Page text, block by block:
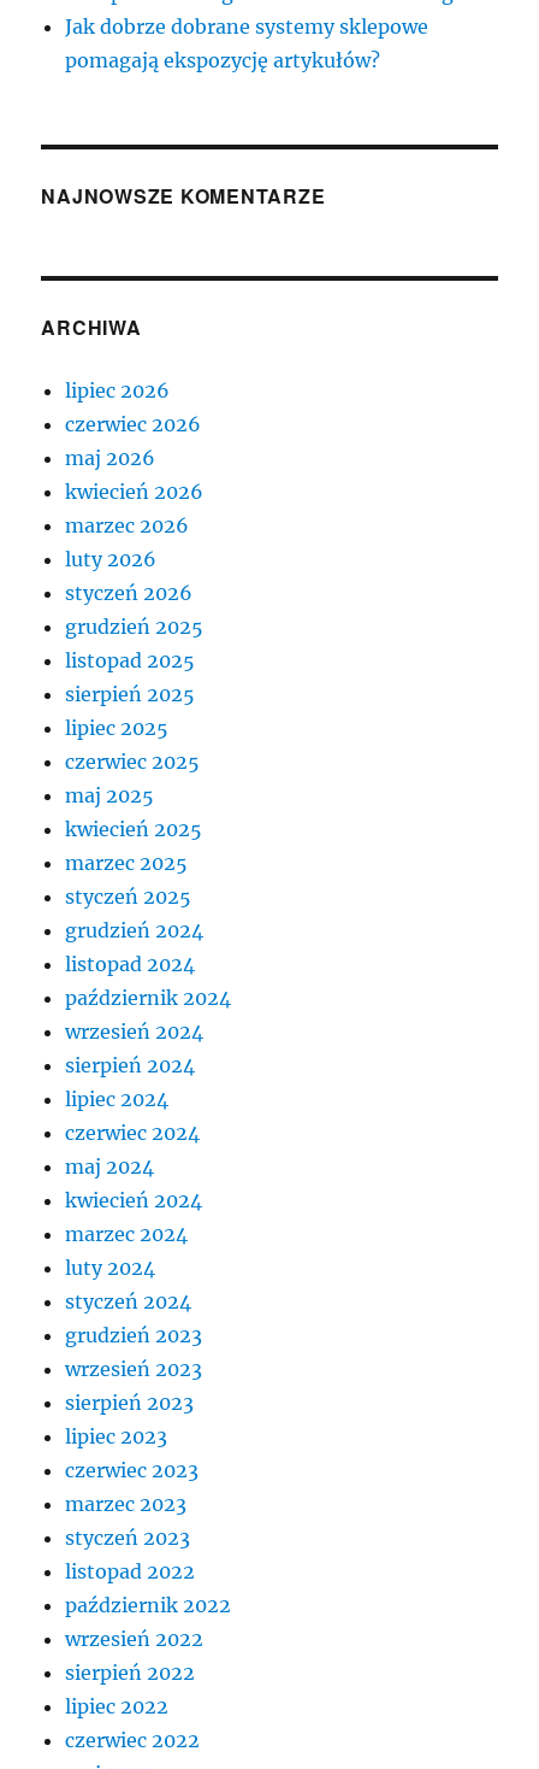
Jak dobrze dobrane systemy sklepowe
pomagają ekspozycję artykułów?
NAJNOWSZE KOMENTARZE
ARCHIWA
lipiec 2026
czerwiec 2026
maj 2026
kwiecień 2026
marzec 2026
luty 2026
styczeń 2026
grudzień 2025
listopad 2025
sierpień 2025
lipiec 2025
czerwiec 2025
maj 2025
kwiecień 2025
marzec 2025
styczeń 2025
grudzień 2024
listopad 2024
październik 2024
wrzesień 2024
sierpień 2024
lipiec 2024
czerwiec 2024
maj 2024
kwiecień 2024
marzec 2024
luty 2024
styczeń 2024
grudzień 2023
wrzesień 2023
sierpień 2023
lipiec 2023
czerwiec 2023
marzec 2023
styczeń 2023
listopad 2022
październik 2022
wrzesień 2022
sierpień 2022
lipiec 2022
czerwiec 2022